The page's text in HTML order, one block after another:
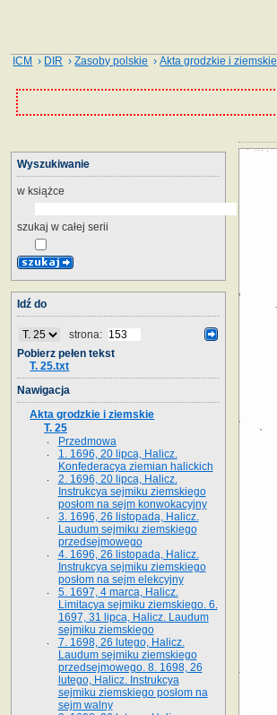
ICM › DIR ›Zasoby polskie ›Akta grodzkie i ziemskie
Wyszukiwanie
w książce
szukaj w całej serii
Idź do
strona:
Pobierz pełen tekst
T. 25.txt
Nawigacja
Akta grodzkie i ziemskie
T. 25
Przedmowa
1. 1696, 20 lipca, Halicz.
Konfederacya ziemian halickich
2. 1696, 20 lipca, Halicz.
Instrukcya sejmiku ziemskiego
posłom na sejm konwokacyjny
3. 1696, 26 listopada, Halicz.
Laudum sejmiku ziemskiego
przedsejmowego
4. 1696, 26 listopada, Halicz.
Instrukcya sejmiku ziemskiego
posłom na sejm elekcyjny
5. 1697, 4 marca, Halicz.
Limitacya sejmiku ziemskiego. 6.
1697, 31 lipca, Halicz. Laudum
sejmiku ziemskiego
7. 1698, 26 lutego, Halicz.
Laudum sejmiku ziemskiego
przedsejmowego. 8. 1698, 26
lutego, Halicz. Instrukcya
sejmiku ziemskiego posłom na
sejm walny